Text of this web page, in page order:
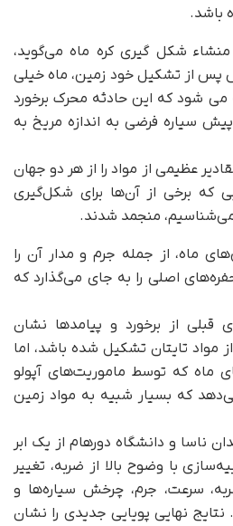
باشد.
شکل گیری کره ماه می‌گوید،
پیش پس از تشکیل خود زمین، ماه خیلی
شود که این حادثه محرک برخورد
سیاره فرضی به اندازه مریخ به
عظیمی از مواد را از هر دو جهان
که برخی از آن‌ها برای شکل‌گیری
می‌شناسیم، منجمد شدند.
ماه، از جمله جرم و مدار آن را
اصلی را به جای می‌گذارد که
قبلی از برخورد و پیامدها نشان
مواد تایتان تشکیل شده باشد، اما
ماه که توسط ماموریت‌های آپولو
که بسیار شبیه به مواد زمین
ناسا و دانشگاه دورهام از یک ابر
با وضوح بالا از ضربه، تغییر
سرعت، جرم، چرخش سیاره‌ها و
نتایج نهایی پویایی جدیدی را نشان